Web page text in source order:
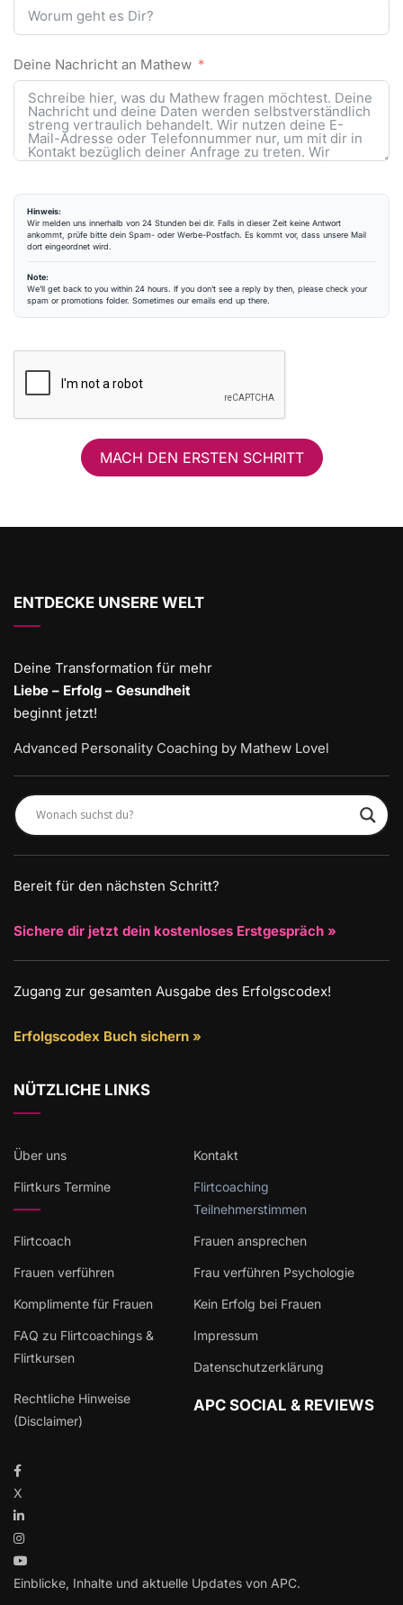
Deine Nachricht an Mathew
Hinweis:
Wir melden uns innerhalb von 24 Stunden bei dir. Falls in dieser Zeit keine Antwort
ankommt, prüfe bitte dein Spam- oder Werbe-Postfach. Es kommt vor, dass unsere Mail
dort eingeordnet wird.
Note:
We’ll get back to you within 24 hours. If you don’t see a reply by then, please check your
spam or promotions folder. Sometimes our emails end up there.
MACH DEN ERSTEN SCHRITT
ENTDECKE UNSERE WELT
Deine Transformation für mehr
Liebe – Erfolg – Gesundheit
beginnt jetzt!
Advanced Personality Coaching by Mathew Lovel
Bereit für den nächsten Schritt?
Sichere dir jetzt dein kostenloses Erstgespräch »
Zugang zur gesamten Ausgabe des Erfolgscodex!
Erfolgscodex Buch sichern »
NÜTZLICHE LINKS
Über uns Kontakt
Flirtkurs Termine
Flirtcoaching
Teilnehmerstimmen
Flirtcoach Frauen ansprechen
Frauen verführen Frau verführen Psychologie
Komplimente für Frauen Kein Erfolg bei Frauen
FAQ zu Flirtcoachings &
Flirtkursen
Impressum
Datenschutzerklärung
Rechtliche Hinweise
(Disclaimer)
APC SOCIAL & REVIEWS
X
Einblicke, Inhalte und aktuelle Updates von APC.